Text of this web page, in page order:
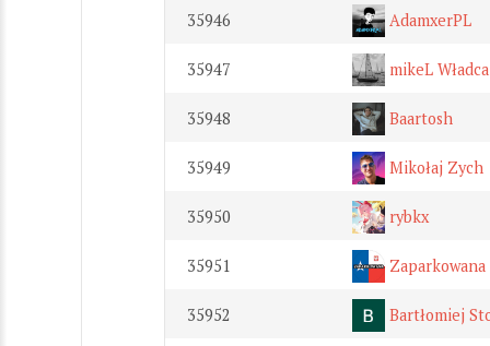
35946 AdamxerPL
35947 mikeL
35948 Baartosh
35949 Mikołaj Zych
35950 rybkx
35951 Zaparkowana
35952 Bartłomiej